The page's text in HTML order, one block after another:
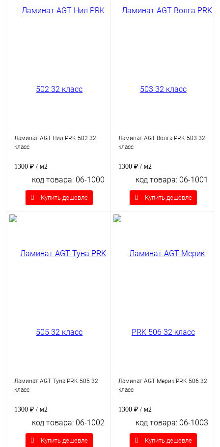
Ламинат AGT Нил PRK 502 32
класс
1300 ₽ / м2
код товара: 06-1000
Купить дешевле
Ламинат AGT Волга PRK 503 32
класс
1300 ₽ / м2
код товара: 06-1001
Купить дешевле
Ламинат AGT Туна PRK 505 32
класс
1300 ₽ / м2
код товара: 06-1002
Купить дешевле
Ламинат AGT Мерик PRK 506 32
класс
1300 ₽ / м2
код товара: 06-1003
Купить дешевле